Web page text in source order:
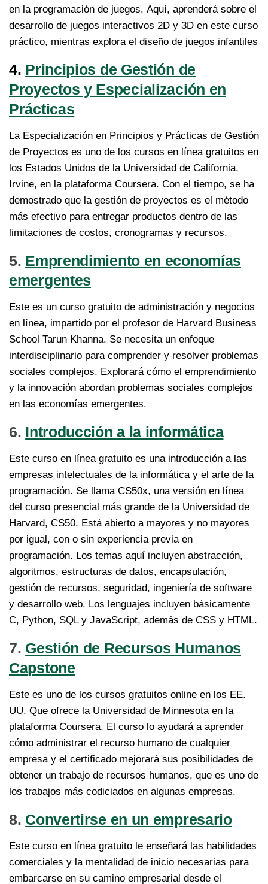
en la programación de juegos. Aquí, aprenderá sobre el
desarrollo de juegos interactivos 2D y 3D en este curso
práctico, mientras explora el diseño de juegos infantiles
4. Principios de Gestión de
Proyectos y Especialización en
Prácticas
La Especialización en Principios y Prácticas de Gestión
de Proyectos es uno de los cursos en línea gratuitos en
los Estados Unidos de la Universidad de California,
Irvine, en la plataforma Coursera. Con el tiempo, se ha
demostrado que la gestión de proyectos es el método
más efectivo para entregar productos dentro de las
limitaciones de costos, cronogramas y recursos.
5. Emprendimiento en economías
emergentes
Este es un curso gratuito de administración y negocios
en línea, impartido por el profesor de Harvard Business
School Tarun Khanna. Se necesita un enfoque
interdisciplinario para comprender y resolver problemas
sociales complejos. Explorará cómo el emprendimiento
y la innovación abordan problemas sociales complejos
en las economías emergentes.
6. Introducción a la informática
Este curso en línea gratuito es una introducción a las
empresas intelectuales de la informática y el arte de la
programación. Se llama CS50x, una versión en línea
del curso presencial más grande de la Universidad de
Harvard, CS50. Está abierto a mayores y no mayores
por igual, con o sin experiencia previa en
programación. Los temas aquí incluyen abstracción,
algoritmos, estructuras de datos, encapsulación,
gestión de recursos, seguridad, ingeniería de software
y desarrollo web. Los lenguajes incluyen básicamente
C, Python, SQL y JavaScript, además de CSS y HTML.
7. Gestión de Recursos Humanos
Capstone
Este es uno de los cursos gratuitos online en los EE.
UU. Que ofrece la Universidad de Minnesota en la
plataforma Coursera. El curso lo ayudará a aprender
cómo administrar el recurso humano de cualquier
empresa y el certificado mejorará sus posibilidades de
obtener un trabajo de recursos humanos, que es uno de
los trabajos más codiciados en algunas empresas.
8. Convertirse en un empresario
Este curso en línea gratuito le enseñará las habilidades
comerciales y la mentalidad de inicio necesarias para
embarcarse en su camino empresarial desde el